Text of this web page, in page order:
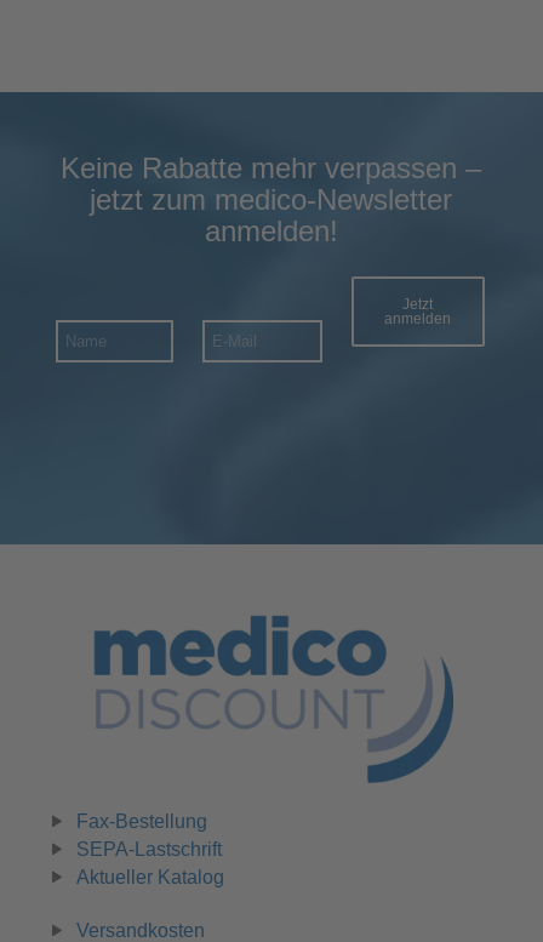
Keine Rabatte mehr verpassen –
jetzt zum medico-Newsletter
anmelden!
Jetzt
anmelden
Fax-Bestellung
SEPA-Lastschrift
Aktueller Katalog
Versandkosten